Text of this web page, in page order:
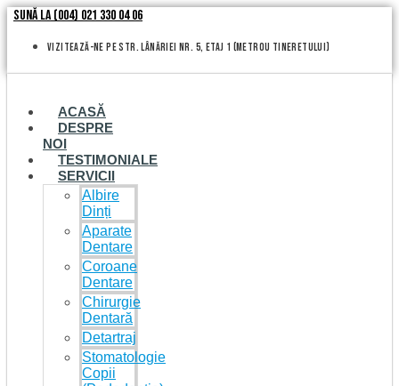
Skip
content
Sună la (004) 021 330 04 06
vizitează-ne pe Str. Lânăriei nr. 5, etaj 1 (metrou Tineretului)
ACASĂ
DESPRE
NOI
TESTIMONIALE
SERVICII
Albire
Dinți
Aparate
Dentare
Coroane
Dentare
Chirurgie
Dentară
Detartraj
Stomatologie
Copii